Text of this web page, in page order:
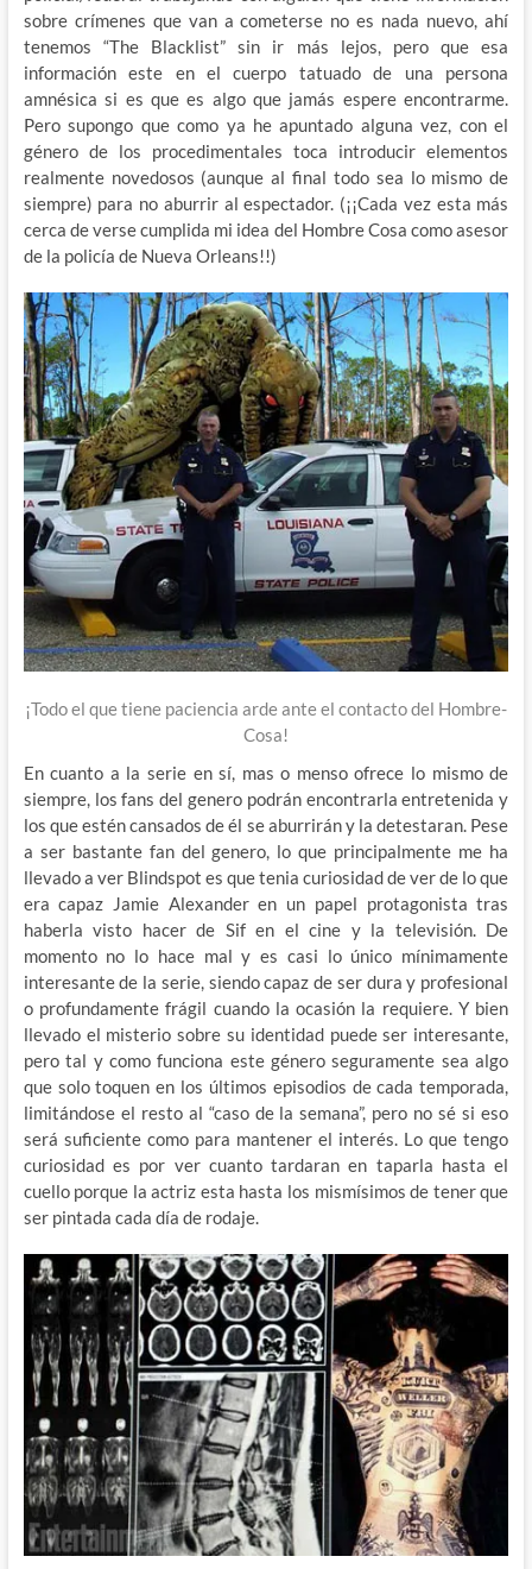
sobre crímenes que van a cometerse no es nada nuevo, ahí
tenemos “The Blacklist” sin ir más lejos, pero que esa
información este en el cuerpo tatuado de una persona
amnésica si es que es algo que jamás espere encontrarme.
Pero supongo que como ya he apuntado alguna vez, con el
género de los procedimentales toca introducir elementos
realmente novedosos (aunque al final todo sea lo mismo de
siempre) para no aburrir al espectador. (¡¡Cada vez esta más
cerca de verse cumplida mi idea del Hombre Cosa como asesor
de la policía de Nueva Orleans!!)
¡Todo el que tiene paciencia arde ante el contacto del Hombre-
Cosa!
En cuanto a la serie en sí, mas o menso ofrece lo mismo de
siempre, los fans del genero podrán encontrarla entretenida y
los que estén cansados de él se aburrirán y la detestaran. Pese
a ser bastante fan del genero, lo que principalmente me ha
llevado a ver Blindspot es que tenia curiosidad de ver de lo que
era capaz Jamie Alexander en un papel protagonista tras
haberla visto hacer de Sif en el cine y la televisión. De
momento no lo hace mal y es casi lo único mínimamente
interesante de la serie, siendo capaz de ser dura y profesional
o profundamente frágil cuando la ocasión la requiere. Y bien
llevado el misterio sobre su identidad puede ser interesante,
pero tal y como funciona este género seguramente sea algo
que solo toquen en los últimos episodios de cada temporada,
limitándose el resto al “caso de la semana”, pero no sé si eso
será suficiente como para mantener el interés. Lo que tengo
curiosidad es por ver cuanto tardaran en taparla hasta el
cuello porque la actriz esta hasta los mismísimos de tener que
ser pintada cada día de rodaje.